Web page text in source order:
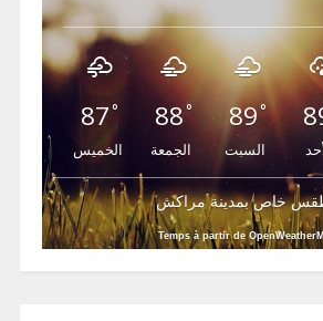
87°
الخميس
88°
الجمعة
89°
السبت
خاص بمدينة مراكش
Temps à partir de